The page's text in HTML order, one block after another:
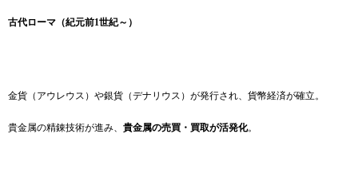
古代ローマ（紀元前1世紀～）
金貨（アウレウス）や銀貨（デナリウス）が発行され、貨幣経済が確立。
貴金属の精錬技術が進み、 貴金属の売買・買取が活発化。